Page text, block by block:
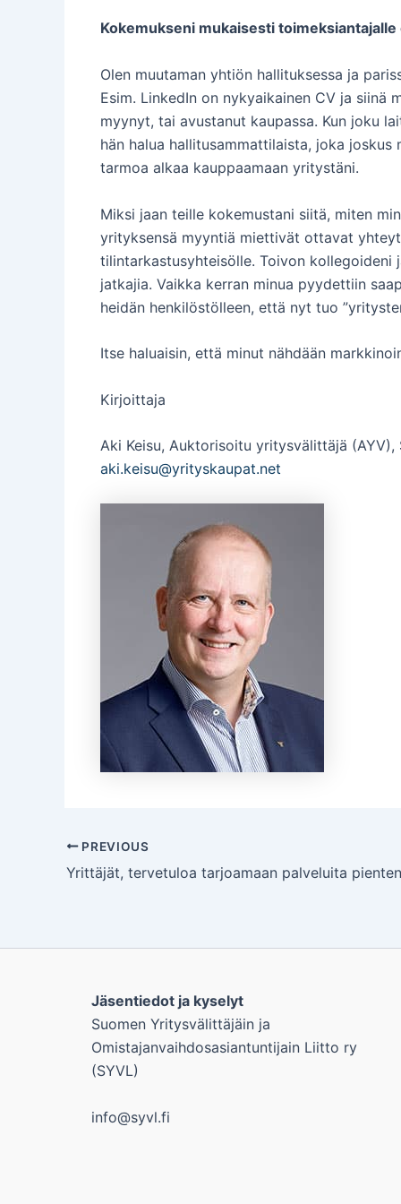
Kokemukseni mukaisesti
Olen muutaman yhtiön hallituksessa ja
Esim. LinkedIn on nykyaikainen CV ja
myynyt, tai avustanut kaupassa. Kun joku
hän halua hallitusammattilaista, joka
tarmoa alkaa kauppaamaan yritystäni.
Miksi jaan teille kokemustani siitä, miten
yrityksensä myyntiä miettivät ottavat
tilintarkastusyhteisölle. Toivon kollegoideni
jatkajia. Vaikka kerran minua pyydettiin
heidän henkilöstölleen, että nyt tuo
Itse haluaisin, että minut nähdään
Kirjoittaja
Aki Keisu, Auktorisoitu yritysvälittäjä (AYV),
aki.keisu@yrityskaupat.net
PREVIOUS
Jäsentiedot ja kyselyt
Suomen Yritysvälittäjäin ja
Omistajanvaihdosasiantuntijain Liitto ry
(SYVL)
info@syvl.fi